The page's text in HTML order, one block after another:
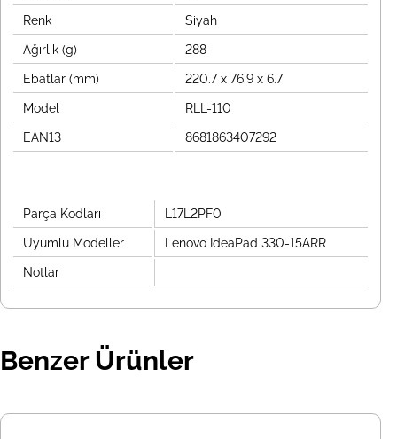
Renk Siyah
Ağırlık (g) 288
Ebatlar (mm) 220.7 x 76.9 x 6.7
Model RLL-110
EAN13 8681863407292
Parça Kodları L17L2PF0
Uyumlu Modeller Lenovo IdeaPad 330-15ARR
Notlar
Benzer Ürünler